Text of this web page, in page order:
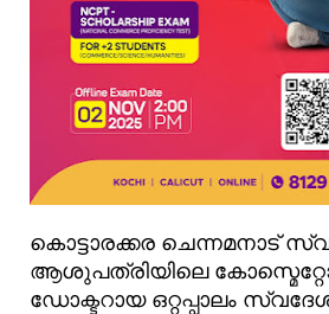
കൊട്ടാരക്കര ചെന്നമനാട്
ആശുപത്രിയിലെ
ഡോക്ടറായ ഒറ്റപ്പാലം